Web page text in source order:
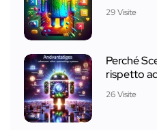
29 Visite
Perché
rispetto
26 Visite